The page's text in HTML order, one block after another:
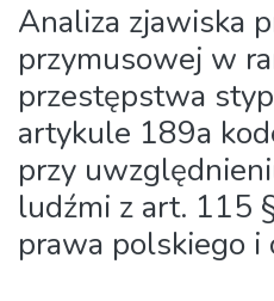
Analiza zjawiska
przymusowej w
przestępstwa
artykule 189a
przy
ludźmi z art. 115
prawa polskiego i